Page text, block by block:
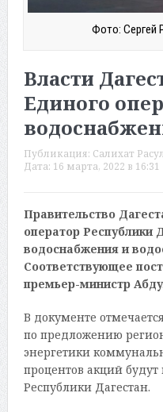
Фото: Сергей
Власти
Единого
Публикация: Салихат
Дата: 16 марта, 2022 в 16:31
Правительство
оператор Республики
водоснабжения и
Соответствующее
премьер-министр
В документе
по предложению
энергетики
процентов акций будут
Республики Дагестан.